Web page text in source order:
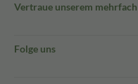
Vertraue unserem
Folge uns